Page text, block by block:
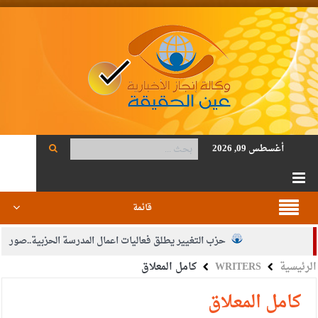
أغسطس 09, 2026
قائمة
حزب التغيير يطلق فعاليات اعمال المدرسة الحزبية..صور
الجيش يفتح باب التجنيد لحملة البكالوريوس في الحقوق والقانون
بيان اجتماع عمّان:دعم الوصاية الهاشمية التاريخية على المقدسات
الرئيسية WRITERS كامل المعلاق
كامل المعلاق